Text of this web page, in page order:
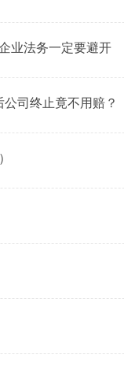
业法务一定要避开
司终止竟不用赔？